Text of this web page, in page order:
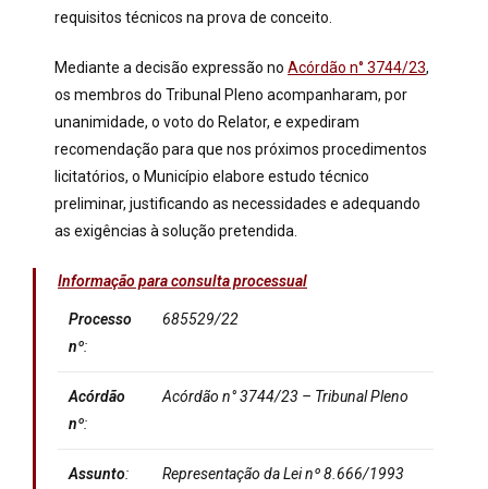
requisitos técnicos na prova de conceito.
Mediante a decisão expressão no Acórdão n° 3744/23,
os membros do Tribunal Pleno acompanharam, por
unanimidade, o voto do Relator, e expediram
recomendação para que nos próximos procedimentos
licitatórios, o Município elabore estudo técnico
preliminar, justificando as necessidades e adequando
as exigências à solução pretendida.
Informação para consulta processual
Processo
nº:
685529/22
Acórdão
nº:
Acórdão n° 3744/23 – Tribunal Pleno
Assunto: Representação da Lei nº 8.666/1993